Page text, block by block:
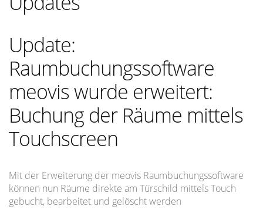
Update:
Raumbuchungssoftware
meovis wurde erweitert:
Buchung der Räume mittels
Touchscreen
Mit der Erweiterung der meovis Raumbuchungssoftware
können nun Räume direkte am Türschild mittels Touch
gebucht, bearbeitet und gelöscht werden